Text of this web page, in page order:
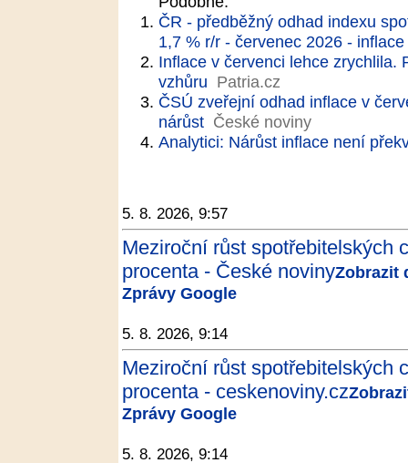
ČR - předběžný odhad indexu
1,7 % r/r - červenec 2026 - inflace
Inflace v červenci lehce zrychlila.
vzhůru Patria.cz
ČSÚ zveřejní odhad inflace v
nárůst České noviny
Analytici: Nárůst inflace není
5. 8. 2026, 9:57
Meziroční růst spotřebitelských
procenta - České novinyZobrazit
Zprávy Google
5. 8. 2026, 9:14
Meziroční růst spotřebitelských
procenta - ceskenoviny.cz
Zprávy Google
5. 8. 2026, 9:14